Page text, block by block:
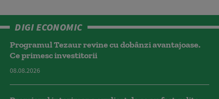
DIGI ECONOMIC
Programul Tezaur revine cu dobânzi avantajoase.
Ce primesc investitorii
08.08.2026